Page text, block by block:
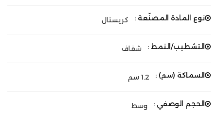
نوع المادة المصنّعة : كريستال
التشطيب/النمط : شفاف
السماكة (سم) : 1.2 سم
الحجم الوصفي : وسط